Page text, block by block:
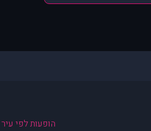
הופעות לפי עיר